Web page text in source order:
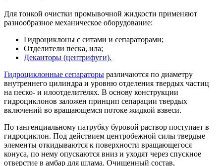
Для тонкой очистки промывочной жидкости применяют
разнообразное механическое оборудование:
Гидроциклоны с ситами и сепараторами;
Отделители песка, ила;
Деканторы (центрифуги).
Гидроциклонные сепараторы различаются по диаметру
внутреннего цилиндра и уровню отделения твердых частиц
на песко- и илоотделителях. В основу конструкции
гидроциклонов заложен принцип сепарации твердых
включений во вращающемся потоке жидкой взвеси.
По тангенциальному патрубку буровой раствор поступает в
гидроциклон. Под действием центробежной силы твердые
элементы откидываются к поверхности вращающегося
конуса, по нему опускаются вниз и уходят через спускное
отверстие в амбар для шлама. Очищенный состав,